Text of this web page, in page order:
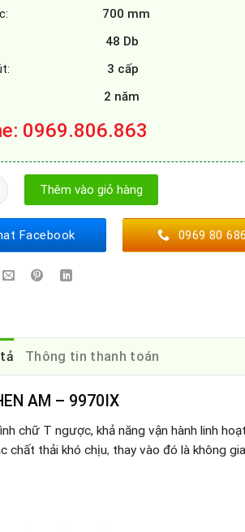
thước: 700 mm
ồn: 48 Db
độ hút: 3 cấp
hành: 2 năm
: 0969.806.863
MUNCHEN AM - 9970IX số lượng
Thêm vào giỏ hàng
Facebook 0969 80
Thông tin thanh toán
AM – 9970IX
chữ T ngược, khả năng vận hành linh
chất thải khó chịu, thay vào đó là không